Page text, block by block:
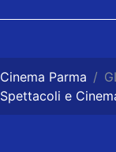
Cinema Parma
Spettacoli e